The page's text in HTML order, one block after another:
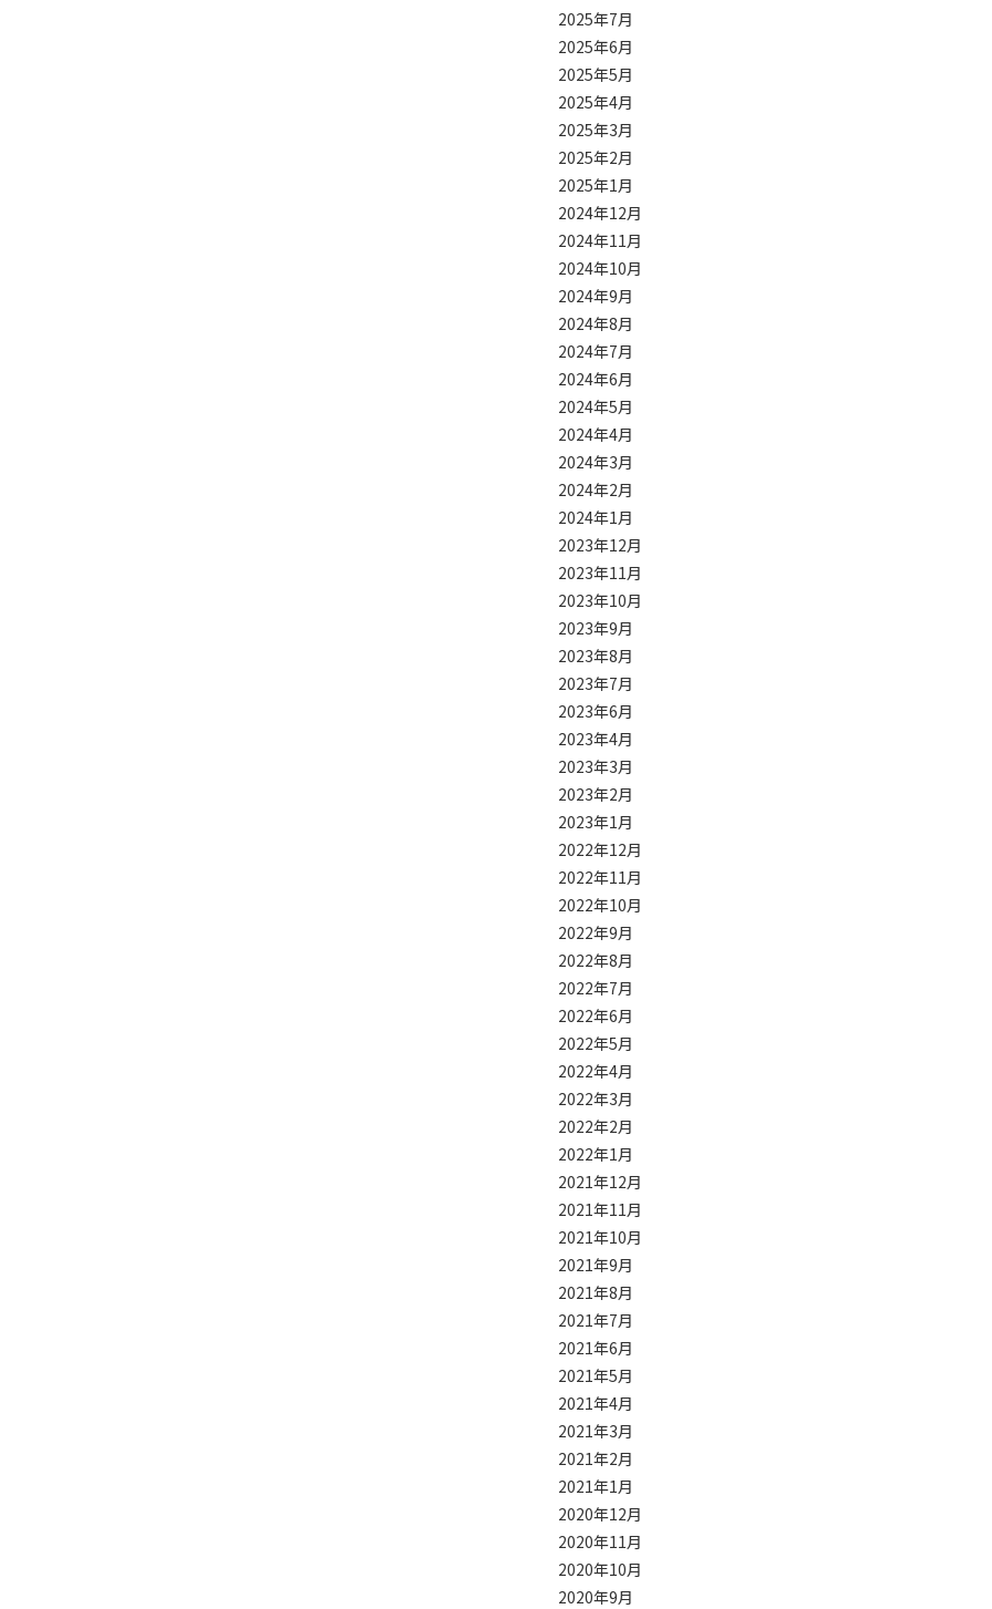
2025年7月
2025年6月
2025年5月
2025年4月
2025年3月
2025年2月
2025年1月
2024年12月
2024年11月
2024年10月
2024年9月
2024年8月
2024年7月
2024年6月
2024年5月
2024年4月
2024年3月
2024年2月
2024年1月
2023年12月
2023年11月
2023年10月
2023年9月
2023年8月
2023年7月
2023年6月
2023年4月
2023年3月
2023年2月
2023年1月
2022年12月
2022年11月
2022年10月
2022年9月
2022年8月
2022年7月
2022年6月
2022年5月
2022年4月
2022年3月
2022年2月
2022年1月
2021年12月
2021年11月
2021年10月
2021年9月
2021年8月
2021年7月
2021年6月
2021年5月
2021年4月
2021年3月
2021年2月
2021年1月
2020年12月
2020年11月
2020年10月
2020年9月